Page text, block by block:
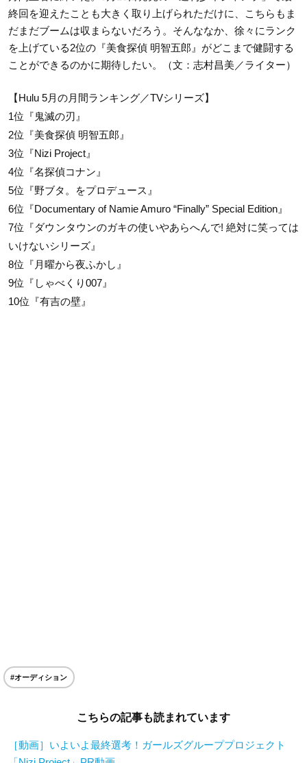
終回を迎えたことも大きく取り上げられただけに、こちらもま
だまだブームは収まらないだろう。そんななか、徐々にランク
を上げている2位の『美食探偵 明智五郎』がどこまで健闘する
ことができるのかに期待したい。（文：志村昌美／ライター）
【Hulu 5月の月間ランキング／TVシリーズ】
1位『鬼滅の刃』
2位『美食探偵 明智五郎』
3位『Nizi Project』
4位『名探偵コナン』
5位『野ブタ。をプロデュース』
6位『Documentary of Namie Amuro “Finally” Special Edition』
7位『ダウンタウンのガキの使いやあらへんで! 絶対に笑っては
いけないシリーズ』
8位『月曜から夜ふかし』
9位『しゃべくり007』
10位『有吉の壁』
#オーディション
こちらの記事も読まれています
［動画］いよいよ最終選考！ガールズグループプロジェクト